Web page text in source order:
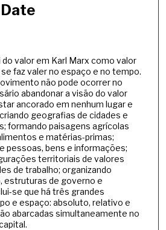
valor em Karl Marx como valor
faz valer no espaço e no tempo.
não pode ocorrer no
abandonar a visão do valor
ancorado em nenhum lugar e
geografias de cidades e
formando paisagens agrícolas
e matérias-primas;
pessoas, bens e informações;
territoriais de valores
de trabalho; organizando
estruturas de governo e
se que há três grandes
e espaço: absoluto, relativo e
abarcadas simultaneamente no